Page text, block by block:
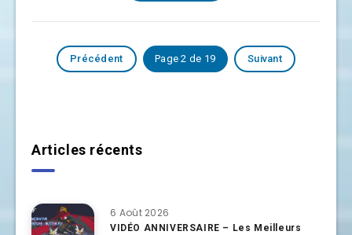
Précédent Page 2 de 19 Suivant
Articles récents
6 Août 2026
VIDÉO ANNIVERSAIRE – Les Meilleurs